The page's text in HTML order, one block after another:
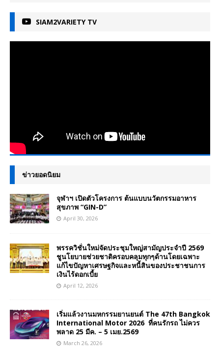
SIAM2VARIETY TV
ข่าวยอดนิยม
จุฬาฯ เปิดตัวโครงการ ต้นแบบนวัตกรรมอาหาร
สุขภาพ “GIN-D”
April 30, 2026
พรรควิชั่นใหม่จัดประชุมใหญ่สามัญประจำปี 2569
ชูนโยบายช่วยชาติครอบคลุมทุกๆด้านโดยเฉพาะ
แก้ไขปัญหาเศรษฐกิจและหนี้สินของประชาชนการ
เงินไร้ดอกเบี้ย
April 12, 2026
เริ่มแล้วงานมหกรรมยานยนต์ The 47th Bangkok
International Motor 2026 ที่คนรักรถ ไม่ควร
พลาด 25 มีค. – 5 เมย.2569
March 26, 2026